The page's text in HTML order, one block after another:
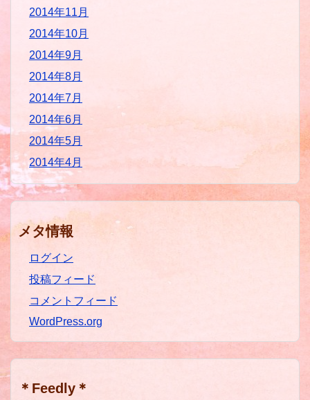
2014年11月
2014年10月
2014年9月
2014年8月
2014年7月
2014年6月
2014年5月
2014年4月
メタ情報
ログイン
投稿フィード
コメントフィード
WordPress.org
＊Feedly＊